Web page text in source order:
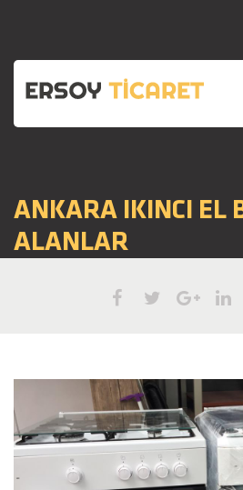
ANKARA IKINCI EL
ALANLAR